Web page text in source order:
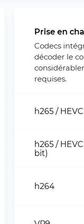
Prise en
Codecs
décoder le
requises.
h265 /
h265 / HEVC
bit)
h264